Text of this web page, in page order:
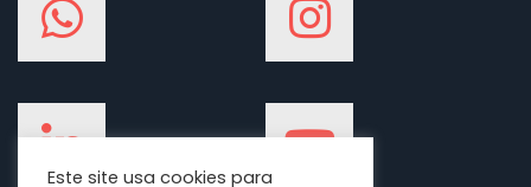
Este site usa cookies para